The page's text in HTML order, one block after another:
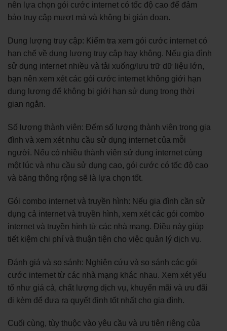
nên lựa chọn gói cước internet có tốc độ cao để đảm
bảo truy cập mượt mà và không bị gián đoạn.
Dung lượng truy cập: Kiểm tra xem gói cước internet có
hạn chế về dung lượng truy cập hay không. Nếu gia đình
sử dụng internet nhiều và tải xuống/lưu trữ dữ liệu lớn,
bạn nên xem xét các gói cước internet không giới hạn
dung lượng để không bị giới hạn sử dụng trong thời
gian ngắn.
Số lượng thành viên: Đếm số lượng thành viên trong gia
đình và xem xét nhu cầu sử dụng internet của mỗi
người. Nếu có nhiều thành viên sử dụng internet cùng
một lúc và nhu cầu sử dụng cao, gói cước có tốc độ cao
và băng thông rộng sẽ là lựa chọn tốt.
Gói combo internet và truyền hình: Nếu gia đình cần sử
dụng cả internet và truyền hình, xem xét các gói combo
internet và truyền hình từ các nhà mạng. Điều này giúp
tiết kiệm chi phí và thuận tiện cho việc quản lý dịch vụ.
Đánh giá và so sánh: Nghiên cứu và so sánh các gói
cước internet từ các nhà mạng khác nhau. Xem xét yếu
tố như giá cả, chất lượng dịch vụ, khuyến mãi và ưu đãi
đi kèm để đưa ra quyết định tốt nhất cho gia đình.
Cuối cùng, tùy thuộc vào yêu cầu và ưu tiên riêng của